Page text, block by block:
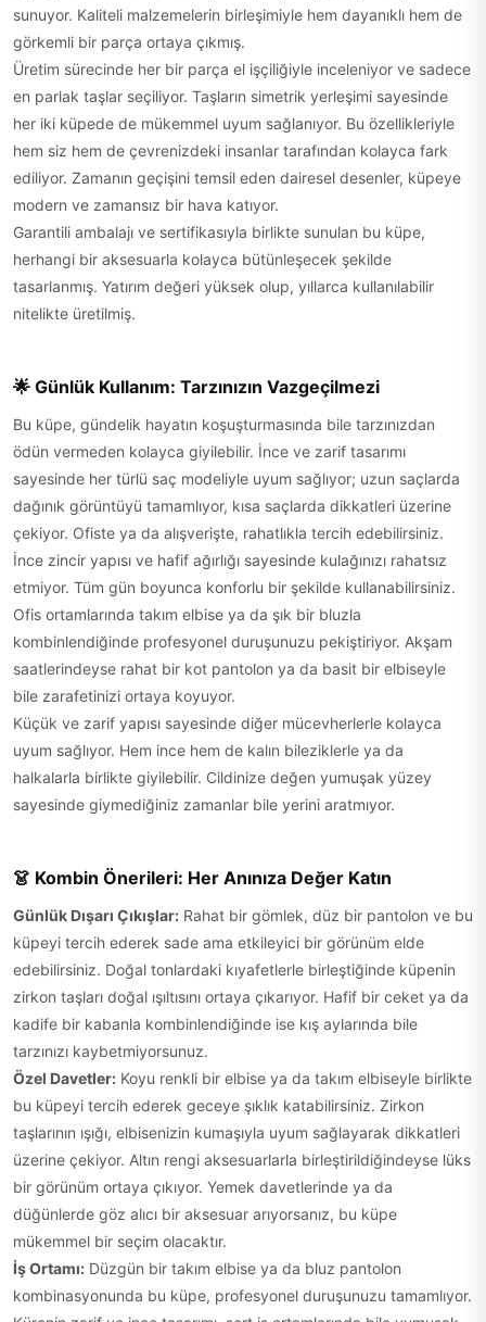
sunuyor. Kaliteli malzemelerin birleşimiyle hem dayanıklı hem de
görkemli bir parça ortaya çıkmış.
Üretim sürecinde her bir parça el işçiliğiyle inceleniyor ve sadece
en parlak taşlar seçiliyor. Taşların simetrik yerleşimi sayesinde
her iki küpede de mükemmel uyum sağlanıyor. Bu özellikleriyle
hem siz hem de çevrenizdeki insanlar tarafından kolayca fark
ediliyor. Zamanın geçişini temsil eden dairesel desenler, küpeye
modern ve zamansız bir hava katıyor.
Garantili ambalajı ve sertifikasıyla birlikte sunulan bu küpe,
herhangi bir aksesuarla kolayca bütünleşecek şekilde
tasarlanmış. Yatırım değeri yüksek olup, yıllarca kullanılabilir
nitelikte üretilmiş.
🌟 Günlük Kullanım: Tarzınızın Vazgeçilmezi
Bu küpe, gündelik hayatın koşuşturmasında bile tarzınızdan
ödün vermeden kolayca giyilebilir. İnce ve zarif tasarımı
sayesinde her türlü saç modeliyle uyum sağlıyor; uzun saçlarda
dağınık görüntüyü tamamlıyor, kısa saçlarda dikkatleri üzerine
çekiyor. Ofiste ya da alışverişte, rahatlıkla tercih edebilirsiniz.
İnce zincir yapısı ve hafif ağırlığı sayesinde kulağınızı rahatsız
etmiyor. Tüm gün boyunca konforlu bir şekilde kullanabilirsiniz.
Ofis ortamlarında takım elbise ya da şık bir bluzla
kombinlendiğinde profesyonel duruşunuzu pekiştiriyor. Akşam
saatlerindeyse rahat bir kot pantolon ya da basit bir elbiseyle
bile zarafetinizi ortaya koyuyor.
Küçük ve zarif yapısı sayesinde diğer mücevherlerle kolayca
uyum sağlıyor. Hem ince hem de kalın bileziklerle ya da
halkalarla birlikte giyilebilir. Cildinize değen yumuşak yüzey
sayesinde giymediğiniz zamanlar bile yerini aratmıyor.
👗 Kombin Önerileri: Her Anınıza Değer Katın
Günlük Dışarı Çıkışlar: Rahat bir gömlek, düz bir pantolon ve bu
küpeyi tercih ederek sade ama etkileyici bir görünüm elde
edebilirsiniz. Doğal tonlardaki kıyafetlerle birleştiğinde küpenin
zirkon taşları doğal ışıltısını ortaya çıkarıyor. Hafif bir ceket ya da
kadife bir kabanla kombinlendiğinde ise kış aylarında bile
tarzınızı kaybetmiyorsunuz.
Özel Davetler: Koyu renkli bir elbise ya da takım elbiseyle birlikte
bu küpeyi tercih ederek geceye şıklık katabilirsiniz. Zirkon
taşlarının ışığı, elbisenizin kumaşıyla uyum sağlayarak dikkatleri
üzerine çekiyor. Altın rengi aksesuarlarla birleştirildiğindeyse lüks
bir görünüm ortaya çıkıyor. Yemek davetlerinde ya da
düğünlerde göz alıcı bir aksesuar arıyorsanız, bu küpe
mükemmel bir seçim olacaktır.
İş Ortamı: Düzgün bir takım elbise ya da bluz pantolon
kombinasyonunda bu küpe, profesyonel duruşunuzu tamamlıyor.